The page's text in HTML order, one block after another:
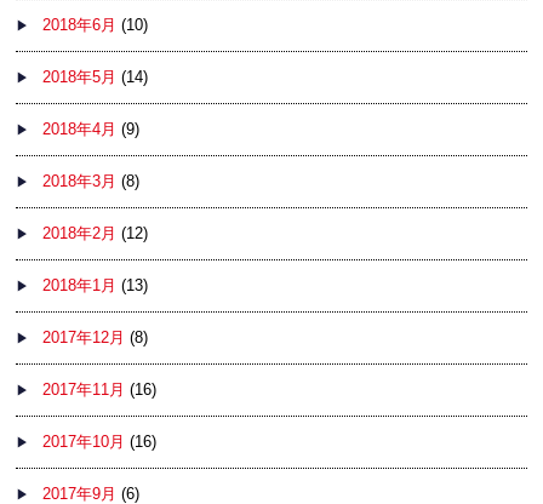
2018年6月 (10)
2018年5月 (14)
2018年4月 (9)
2018年3月 (8)
2018年2月 (12)
2018年1月 (13)
2017年12月 (8)
2017年11月 (16)
2017年10月 (16)
2017年9月 (6)